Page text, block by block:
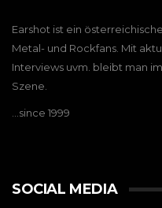
Earshot ist ein
Metal- und Rockfans. Mit
Interviews uvm. bleibt man
Szene.
…since 1999
SOCIAL MEDIA